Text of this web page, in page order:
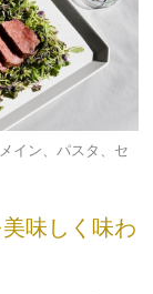
イン、パスタ、セ
味しく味わ